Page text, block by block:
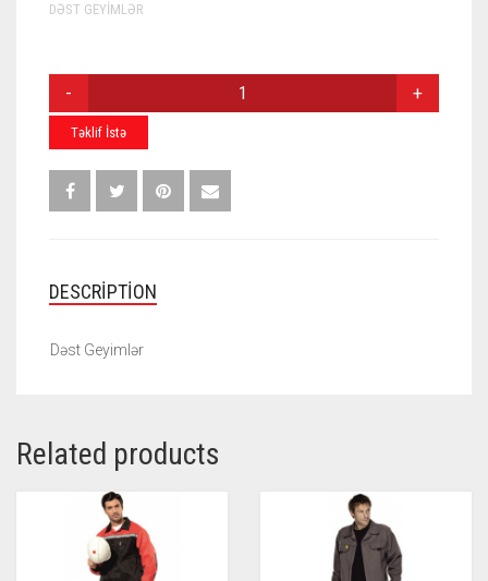
DƏST GEYIMLƏR
QUANTITY
Təklif İstə
DESCRIPTION
Dəst Geyimlər
Related products